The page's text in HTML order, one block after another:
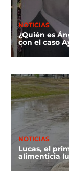
NOTICIAS
¿Quién es
con el caso
NOTICIAS
Lucas, el
alimenticia